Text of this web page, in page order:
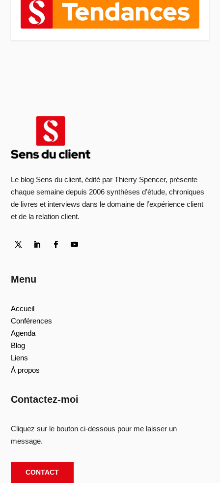
Le blog Sens du client, édité par Thierry Spencer, présente
chaque semaine depuis 2006 synthèses d’étude, chroniques
de livres et interviews dans le domaine de l’expérience client
et de la relation client.
Menu
Accueil
Conférences
Agenda
Blog
Liens
À propos
Contactez-moi
Cliquez sur le bouton ci-dessous pour me laisser un
message.
CONTACT